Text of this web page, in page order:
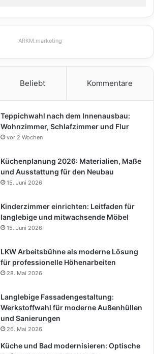
ARKM.marketing
Beliebt Kommentare
Teppichwahl nach dem Innenausbau:
Wohnzimmer, Schlafzimmer und Flur
vor 2 Wochen
Küchenplanung 2026: Materialien, Maße
und Ausstattung für den Neubau
15. Juni 2026
Kinderzimmer einrichten: Leitfaden für
langlebige und mitwachsende Möbel
15. Juni 2026
LKW Arbeitsbühne als moderne Lösung
für professionelle Höhenarbeiten
28. Mai 2026
Langlebige Fassadengestaltung:
Werkstoffwahl für moderne Außenhüllen
und Sanierungen
26. Mai 2026
Küche und Bad modernisieren: Optische